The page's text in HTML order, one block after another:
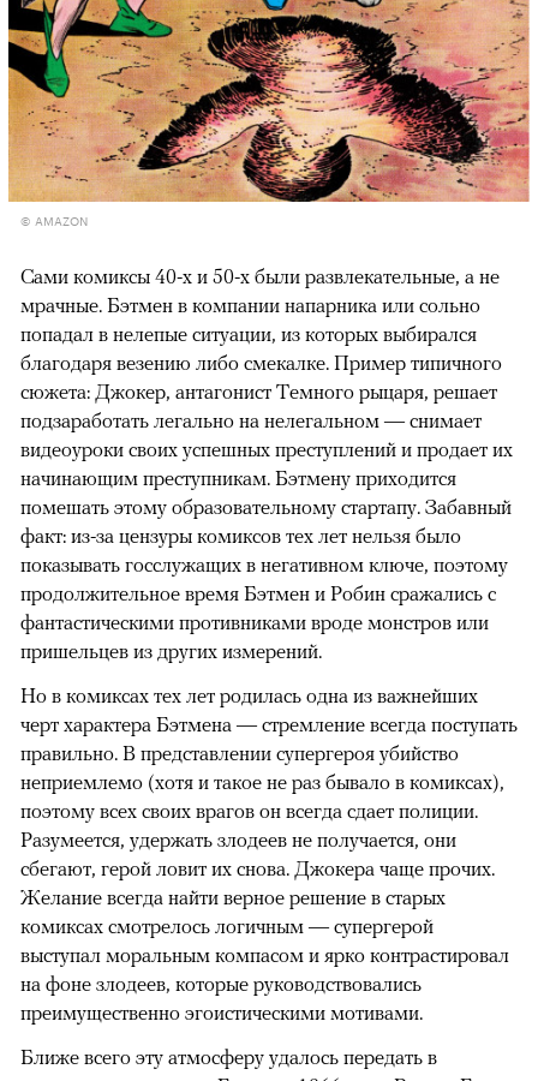
© AMAZON
Сами комиксы 40-х и 50-х были развлекательные, а не
мрачные. Бэтмен в компании напарника или сольно
попадал в нелепые ситуации, из которых выбирался
благодаря везению либо смекалке. Пример типичного
сюжета: Джокер, антагонист Темного рыцаря, решает
подзаработать легально на нелегальном — снимает
видеоуроки своих успешных преступлений и продает их
начинающим преступникам. Бэтмену приходится
помешать этому образовательному стартапу. Забавный
факт: из-за цензуры комиксов тех лет нельзя было
показывать госслужащих в негативном ключе, поэтому
продолжительное время Бэтмен и Робин сражались с
фантастическими противниками вроде монстров или
пришельцев из других измерений.
Но в комиксах тех лет родилась одна из важнейших
черт характера Бэтмена — стремление всегда поступать
правильно. В представлении супергероя убийство
неприемлемо (хотя и такое не раз бывало в комиксах),
поэтому всех своих врагов он всегда сдает полиции.
Разумеется, удержать злодеев не получается, они
сбегают, герой ловит их снова. Джокера чаще прочих.
Желание всегда найти верное решение в старых
комиксах смотрелось логичным — супергерой
выступал моральным компасом и ярко контрастировал
на фоне злодеев, которые руководствовались
преимущественно эгоистическими мотивами.
Ближе всего эту атмосферу удалось передать в